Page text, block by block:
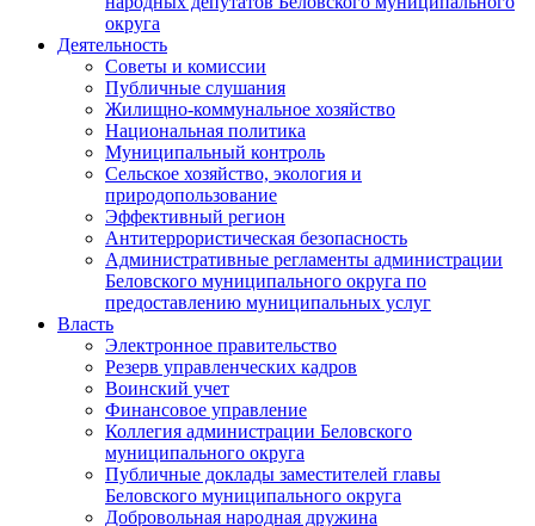
округа
Деятельность
Советы и комиссии
Публичные слушания
Жилищно-коммунальное хозяйство
Национальная политика
Муниципальный контроль
Сельское хозяйство, экология и
природопользование
Эффективный регион
Антитеррористическая безопасность
Административные регламенты администрации
Беловского муниципального округа по
предоставлению муниципальных услуг
Власть
Электронное правительство
Резерв управленческих кадров
Воинский учет
Финансовое управление
Коллегия администрации Беловского
муниципального округа
Публичные доклады заместителей главы
Беловского муниципального округа
Добровольная народная дружина